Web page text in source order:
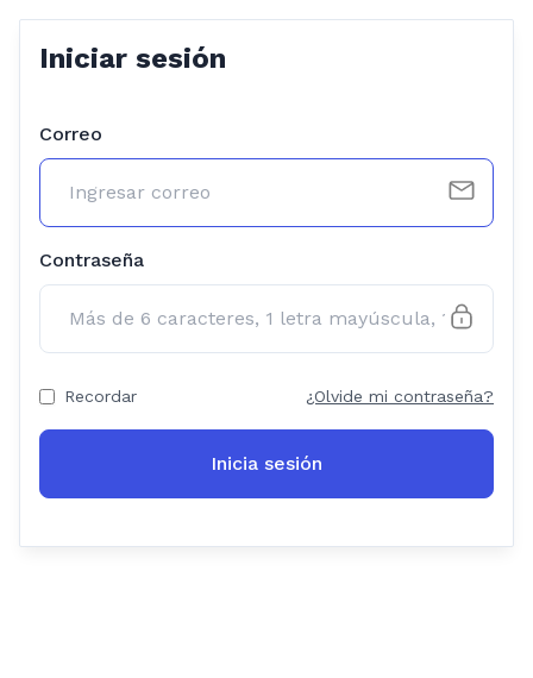
Iniciar sesión
Correo
Contraseña
Recordar ¿Olvide mi contraseña?